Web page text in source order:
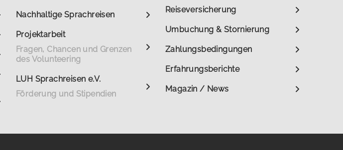
Nachhaltige Sprachreisen
Projektarbeit
Fragen, Chancen und Grenzen
des Volunteering
LUH Sprachreisen e.V.
Förderung und Stipendien
Reiseversicherung
Umbuchung & Stornierung
Zahlungsbedingungen
Erfahrungsberichte
Magazin / News